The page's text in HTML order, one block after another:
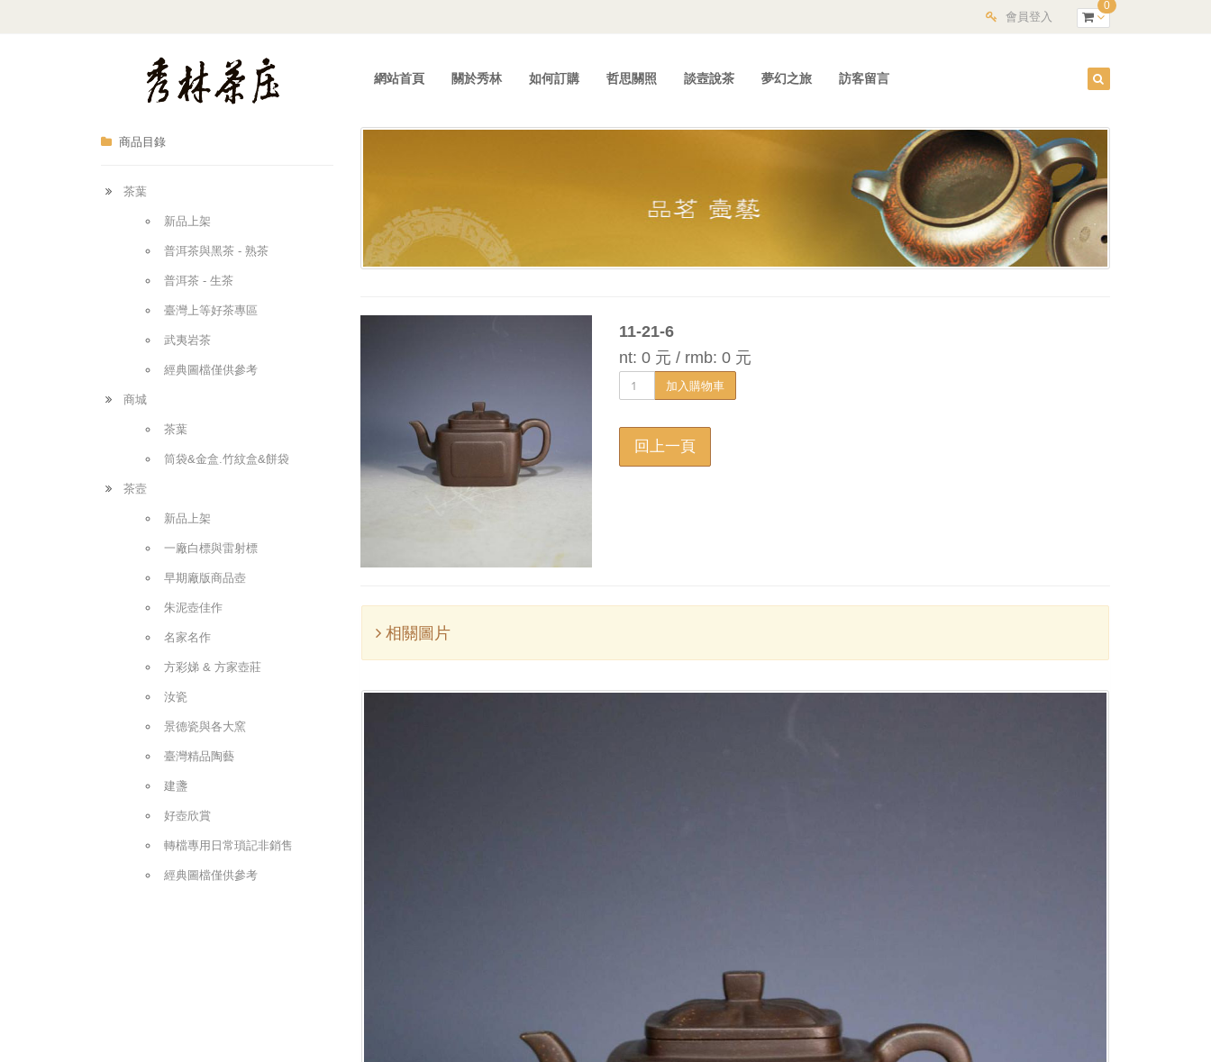
0
會員登入
網站首頁 關於秀林 如何訂購 哲思關照 談壼說茶 夢幻之旅 訪客留言
商品目錄
茶葉
新品上架
普洱茶與黑茶 - 熟茶
普洱茶 - 生茶
臺灣上等好茶專區
武夷岩茶
經典圖檔僅供參考
商城
茶葉
筒袋&金盒.竹紋盒&餅袋
茶壼
新品上架
一廠白標與雷射標
早期廠版商品壺
朱泥壺佳作
名家名作
方彩娣 & 方家壺莊
汝瓷
景德瓷與各大窯
臺灣精品陶藝
建盞
好壺欣賞
轉檔專用日常瑣記非銷售
經典圖檔僅供參考
11-21-6
nt: 0 元 / rmb: 0 元
加入購物車
回上一頁
相關圖片